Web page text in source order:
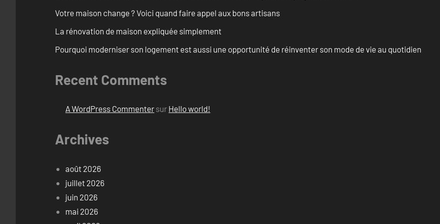
Votre maison change ? Voici quand faire appel aux bons artisans
La rénovation de maison expliquée simplement
Pourquoi moderniser son logement est aussi une opportunité de réinventer son mode de vie au quotidien
Recent Comments
A WordPress Commenter sur Hello world!
Archives
août 2026
juillet 2026
juin 2026
mai 2026